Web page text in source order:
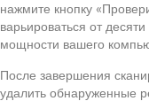
нажмите кнопку
варьироваться от
мощности вашего
После завершения
удалить обнаруженные